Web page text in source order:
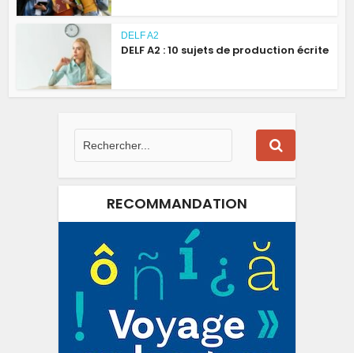
DELF A2
DELF A2 : 10 sujets de production écrite
RECOMMANDATION